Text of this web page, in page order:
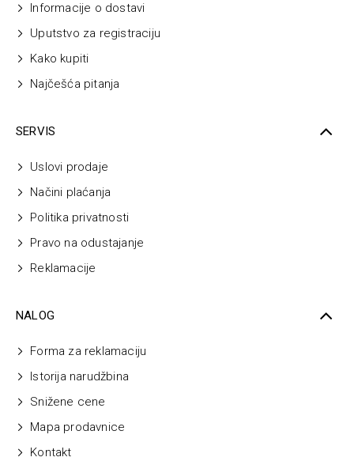
Informacije o dostavi
Uputstvo za registraciju
Kako kupiti
Najčešća pitanja
SERVIS
Uslovi prodaje
Načini plaćanja
Politika privatnosti
Pravo na odustajanje
Reklamacije
NALOG
Forma za reklamaciju
Istorija narudžbina
Snižene cene
Mapa prodavnice
Kontakt